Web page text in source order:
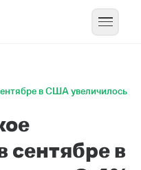
в США увеличилось
сентябре в